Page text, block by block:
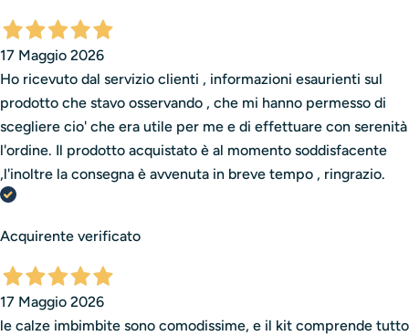
17 Maggio 2026
Ho ricevuto dal servizio clienti , informazioni esaurienti sul
prodotto che stavo osservando , che mi hanno permesso di
scegliere cio' che era utile per me e di effettuare con serenità
l'ordine. Il prodotto acquistato è al momento soddisfacente
,l'inoltre la consegna è avvenuta in breve tempo , ringrazio.
Acquirente verificato
17 Maggio 2026
le calze imbimbite sono comodissime, e il kit comprende tutto